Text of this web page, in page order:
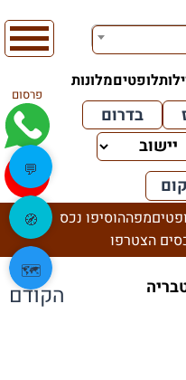
לופטיםמלונות
פרסום
בדרום
מפההוסיפו נכס
הצטרפו
הקודם
💬
🧭
🗺️